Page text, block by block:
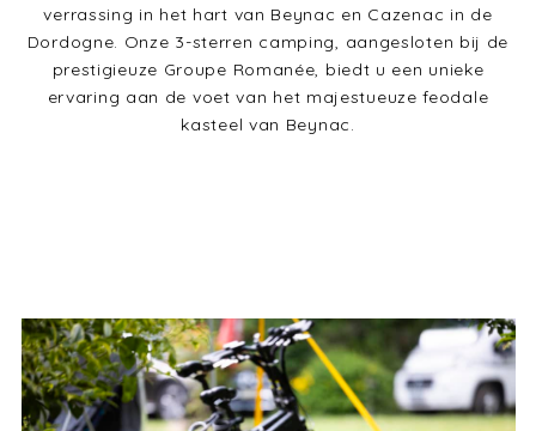
verrassing in het hart van Beynac en Cazenac in de
Dordogne. Onze 3-sterren camping, aangesloten bij de
prestigieuze Groupe Romanée, biedt u een unieke
ervaring aan de voet van het majestueuze feodale
kasteel van Beynac.